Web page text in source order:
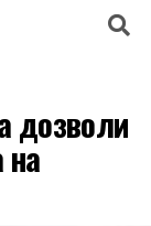
дозволи
на